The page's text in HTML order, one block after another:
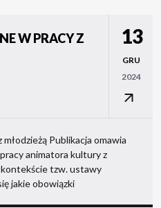
W PRACY Z
13
GRU
2024
Publikacja omawia
animatora kultury z
kontekście tzw. ustawy
jakie obowiązki